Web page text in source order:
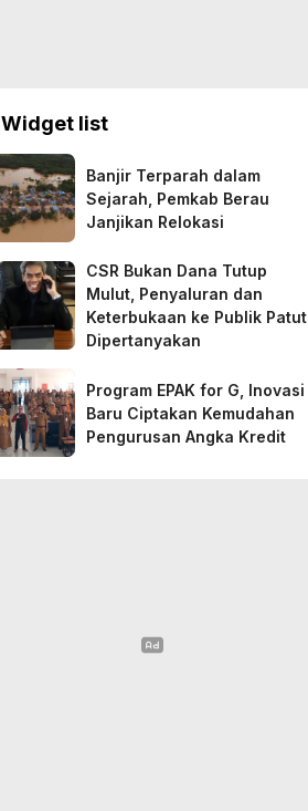
Widget list
Banjir Terparah dalam
Sejarah, Pemkab Berau
Janjikan Relokasi
CSR Bukan Dana Tutup
Mulut, Penyaluran dan
Keterbukaan ke Publik Patut
Dipertanyakan
Program EPAK for G, Inovasi
Baru Ciptakan Kemudahan
Pengurusan Angka Kredit